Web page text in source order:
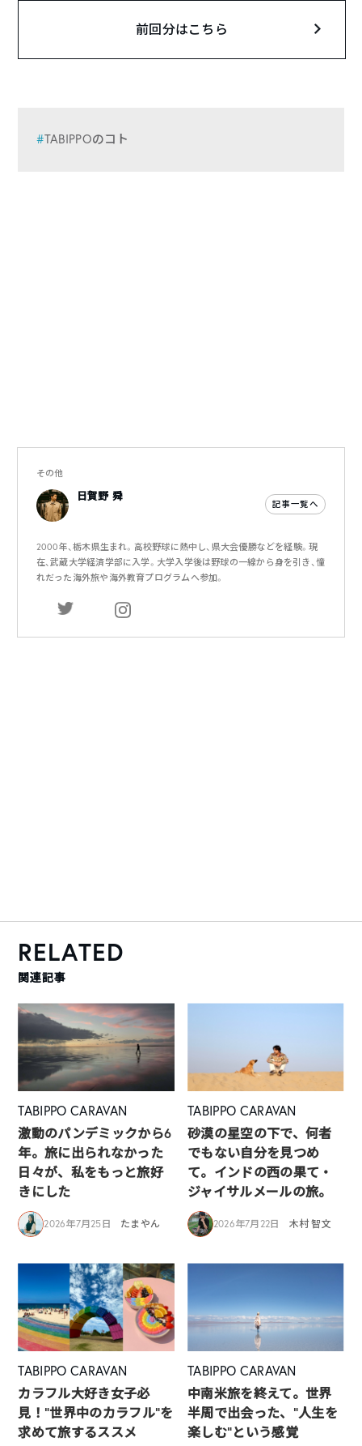
前回分はこちら
TABIPPOのコト
その他
日賀野 舜
記事一覧へ
2000年、栃木県生まれ。高校野球に熱中し、県大会優勝などを経験。現
在、武蔵大学経済学部に入学。大学入学後は野球の一線から身を引き、憧
れだった海外旅や海外教育プログラムへ参加。
RELATED
関連記事
TABIPPO CARAVAN
激動のパンデミックから6
年。旅に出られなかった
日々が、私をもっと旅好
きにした
2026年7月25日 たまやん
TABIPPO CARAVAN
砂漠の星空の下で、何者
でもない自分を見つめ
て。インドの西の果て・
ジャイサルメールの旅。
2026年7月22日 木村 智文
TABIPPO CARAVAN
カラフル大好き女子必
見！”世界中のカラフル”を
求めて旅するススメ
TABIPPO CARAVAN
中南米旅を終えて。世界
半周で出会った、“人生を
楽しむ”という感覚